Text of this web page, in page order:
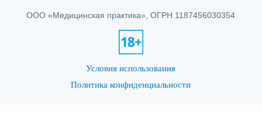
ООО «Медицинская практика», ОГРН 1187456030354
Условия использования
Политика конфиденциальности